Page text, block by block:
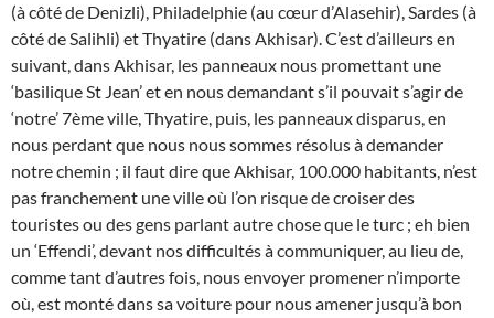
(à côté de Denizli), Philadelphie (au cœur d’Alasehir), Sardes (à
côté de Salihli) et Thyatire (dans Akhisar). C’est d’ailleurs en
suivant, dans Akhisar, les panneaux nous promettant une
‘basilique St Jean’ et en nous demandant s’il pouvait s’agir de
‘notre’ 7ème ville, Thyatire, puis, les panneaux disparus, en
nous perdant que nous nous sommes résolus à demander
notre chemin ; il faut dire que Akhisar, 100.000 habitants, n’est
pas franchement une ville où l’on risque de croiser des
touristes ou des gens parlant autre chose que le turc ; eh bien
un ‘Effendi’, devant nos difficultés à communiquer, au lieu de,
comme tant d’autres fois, nous envoyer promener n’importe
où, est monté dans sa voiture pour nous amener jusqu’à bon